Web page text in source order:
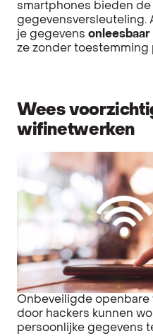
smartphones bieden
gegevensversleuteling.
je gegevens onleesbaar
ze zonder toestemming
Wees
wifinetwerken
Onbeveiligde openbare
door hackers kunnen
persoonlijke gegevens